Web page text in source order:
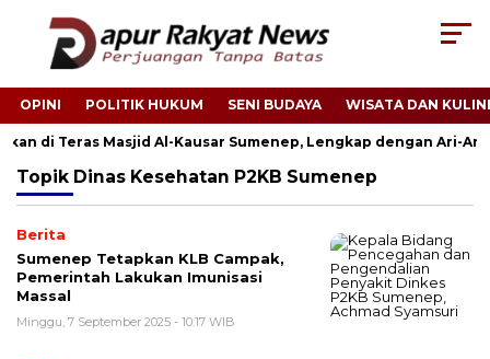
OPINI POLITIK HUKUM SENI BUDAYA WISATA DAN
di Teras Masjid Al-Kausar Sumenep, Lengkap dengan Ari-Ari
Topik Dinas Kesehatan P2KB Sumenep
Berita
Sumenep Tetapkan KLB Campak,
Pemerintah Lakukan Imunisasi
Massal
Minggu, 7 September 2025 - 10:17 WIB